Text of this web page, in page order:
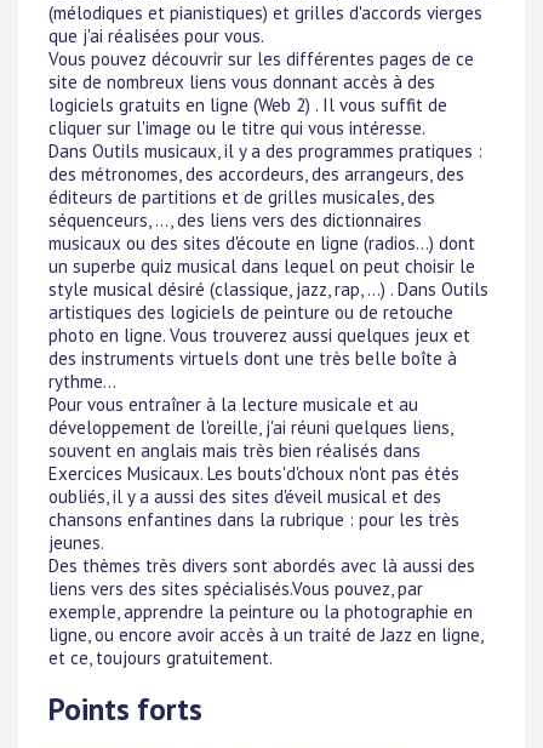
(mélodiques et pianistiques) et grilles d'accords vierges
que j'ai réalisées pour vous.
Vous pouvez découvrir sur les différentes pages de ce
site de nombreux liens vous donnant accès à des
logiciels gratuits en ligne (Web 2) . Il vous suffit de
cliquer sur l'image ou le titre qui vous intéresse.
Dans Outils musicaux, il y a des programmes pratiques :
des métronomes, des accordeurs, des arrangeurs, des
éditeurs de partitions et de grilles musicales, des
séquenceurs, ..., des liens vers des dictionnaires
musicaux ou des sites d'écoute en ligne (radios...) dont
un superbe quiz musical dans lequel on peut choisir le
style musical désiré (classique, jazz, rap, ...) . Dans Outils
artistiques des logiciels de peinture ou de retouche
photo en ligne. Vous trouverez aussi quelques jeux et
des instruments virtuels dont une très belle boîte à
rythme...
Pour vous entraîner à la lecture musicale et au
développement de l'oreille, j'ai réuni quelques liens,
souvent en anglais mais très bien réalisés dans
Exercices Musicaux. Les bouts'd'choux n'ont pas étés
oubliés, il y a aussi des sites d'éveil musical et des
chansons enfantines dans la rubrique : pour les très
jeunes.
Des thèmes très divers sont abordés avec là aussi des
liens vers des sites spécialisés.Vous pouvez, par
exemple, apprendre la peinture ou la photographie en
ligne, ou encore avoir accès à un traité de Jazz en ligne,
et ce, toujours gratuitement.
Points forts